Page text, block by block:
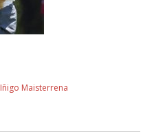
Iñigo Maisterrena